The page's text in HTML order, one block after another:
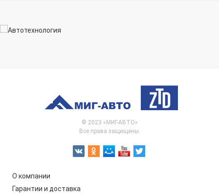
© 2023 «МИГ-АВТО»
Все права защищены.
О компании
Гарантии и доставка